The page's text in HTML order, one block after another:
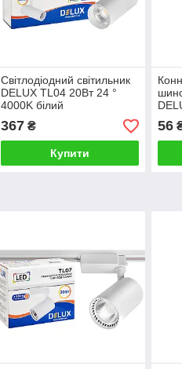
Світлодіодний світильник
DELUX TL04 20Вт 24 °
4000K білий
367₴
Купити
56